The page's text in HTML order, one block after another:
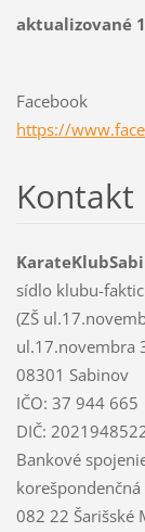
aktualizované
Facebook
https://
Kontakt
sídlo klubu-
(ZŠ
ul.17.novembra
08301 Sabinov
IČO: 37 944 665
DIČ:
Bankové
korešpondenčná
082 22 Šarišské